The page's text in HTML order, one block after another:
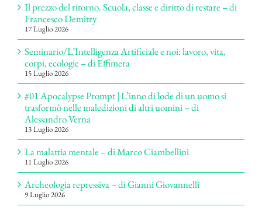
Il prezzo del ritorno. Scuola, classe e diritto di restare – di
Francesco Demitry
17 Luglio 2026
Seminario/L’Intelligenza Artificiale e noi: lavoro, vita,
corpi, ecologie – di Effimera
15 Luglio 2026
#01 Apocalypse Prompt | L’inno di lode di un uomo si
trasformò nelle maledizioni di altri uomini – di
Alessandro Verna
13 Luglio 2026
La malattia mentale – di Marco Ciambellini
11 Luglio 2026
Archeologia repressiva – di Gianni Giovannelli
9 Luglio 2026